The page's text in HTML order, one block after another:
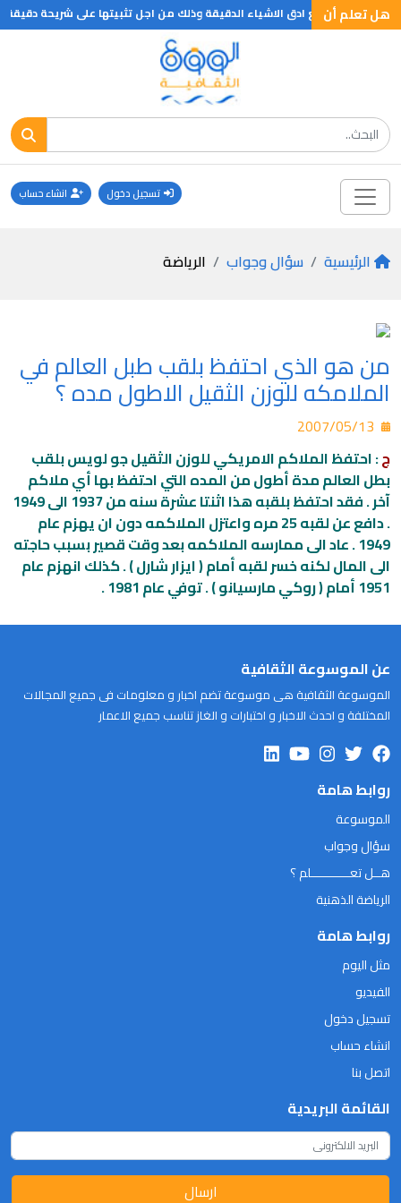
هل تعلم أن
اداة تقطع ادق الاشياء الدقيقة وذلك من اجل تثبيتها على شريحة
تسجيل دخول انشاء حساب
الرئيسية سؤال وجواب الرياضة
من هو الذي احتفظ بلقب طبل العالم في
الملامكه للوزن الثقيل الاطول مده ؟
ج: احتفظ الملاكم الامريكي للوزن الثقيل جو لويس بلقب
بطل العالم مدة أطول من المده التي احتفظ بها أي ملاكم
آخر . فقد احتفظ بلقبه هذا اثنتا عشرة سنه من 1937 الى 1949
. دافع عن لقبه 25 مره واعتزل الملاكمه دون ان يهزم عام
1949 . عاد الى ممارسه الملاكمه بعد وقت قصير بسبب حاجته
الى المال لكنه خسر لقبه أمام ( ايزار شارل ) . كذلك انهزم عام
1951 أمام ( روكي مارسيانو ) . توفي عام 1981 .
عن الموسوعة الثقافية
الموسوعة الثقافية هى موسوعة تضم اخبار و معلومات فى جميع المجالات
المختلفة و احدث الاخبار و اختبارات و الغاز تناسب جميع الاعمار
روابط هامة
الموسوعة
سؤال وجواب
هــل تعـــــــــــلم ؟
الرياضة الذهنية
روابط هامة
مثل اليوم
الفيديو
تسجيل دخول
انشاء حساب
اتصل بنا
القائمة البريدية
ارسال